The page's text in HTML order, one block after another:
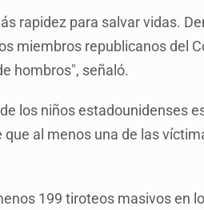
rapidez para salvar vidas.
miembros republicanos del
hombros", señaló.
los niños estadounidenses
al menos una de las
199 tiroteos masivos en